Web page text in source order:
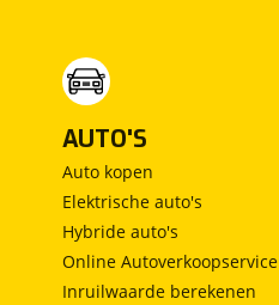
AUTO'S
Auto kopen
Elektrische auto's
Hybride auto's
Online Autoverkoopservice
Inruilwaarde berekenen